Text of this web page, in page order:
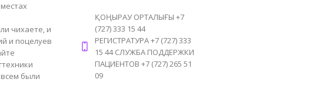
чихаете, и
и поцелуев
были
ҚОҢЫРАУ ОРТАЛЫҒЫ +7
(727) 333 15 44
РЕГИСТРАТУРА +7 (727) 333
15 44 СЛУЖБА ПОДДЕРЖКИ
ПАЦИЕНТОВ +7 (727) 265 51
09